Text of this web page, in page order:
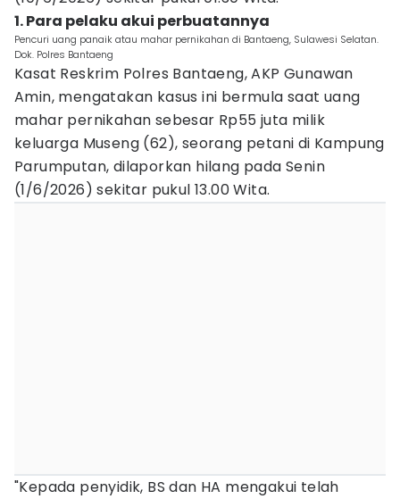
1. Para pelaku akui perbuatannya
Pencuri uang panaik atau mahar pernikahan di Bantaeng, Sulawesi Selatan.
Dok. Polres Bantaeng
Kasat Reskrim Polres Bantaeng, AKP Gunawan
Amin, mengatakan kasus ini bermula saat uang
mahar pernikahan sebesar Rp55 juta milik
keluarga Museng (62), seorang petani di Kampung
Parumputan, dilaporkan hilang pada Senin
(1/6/2026) sekitar pukul 13.00 Wita.
"Kepada penyidik, BS dan HA mengakui telah